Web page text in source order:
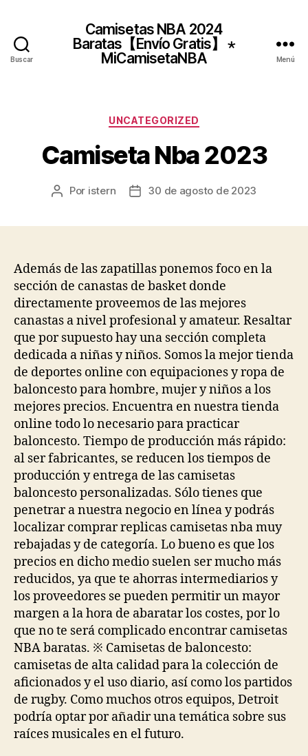
Buscar
Camisetas NBA 2024
Baratas【Envío Gratis】 ⋆
MiCamisetaNBA
Menú
Categorías
UNCATEGORIZED
Camiseta Nba 2023
Autor
Por istern
Fecha30 de agosto de 2023
Además de las zapatillas ponemos foco en la
sección de canastas de basket donde
directamente proveemos de las mejores
canastas a nivel profesional y amateur. Resaltar
que por supuesto hay una sección completa
dedicada a niñas y niños. Somos la mejor tienda
de deportes online con equipaciones y ropa de
baloncesto para hombre, mujer y niños a los
mejores precios. Encuentra en nuestra tienda
online todo lo necesario para practicar
baloncesto. Tiempo de producción más rápido:
al ser fabricantes, se reducen los tiempos de
producción y entrega de las camisetas
baloncesto personalizadas. Sólo tienes que
penetrar a nuestra negocio en línea y podrás
localizar comprar replicas camisetas nba muy
rebajadas y de categoría. Lo bueno es que los
precios en dicho medio suelen ser mucho más
reducidos, ya que te ahorras intermediarios y
los proveedores se pueden permitir un mayor
margen a la hora de abaratar los costes, por lo
que no te será complicado encontrar camisetas
NBA baratas. ※ Camisetas de baloncesto:
camisetas de alta calidad para la colección de
aficionados y el uso diario, así como los partidos
de rugby. Como muchos otros equipos, Detroit
podría optar por añadir una temática sobre sus
raíces musicales en el futuro.